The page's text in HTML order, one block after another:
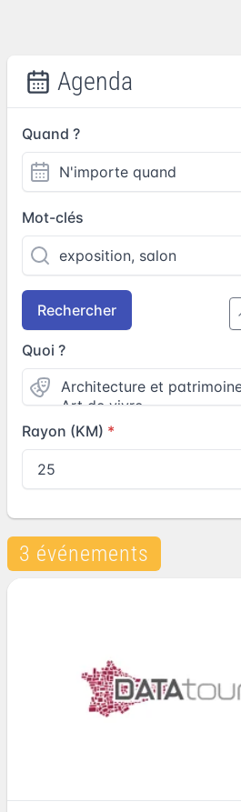
Agenda
Quand ?
Mot-clés
Rechercher
Quoi ?
Rayon (KM)
3 événements